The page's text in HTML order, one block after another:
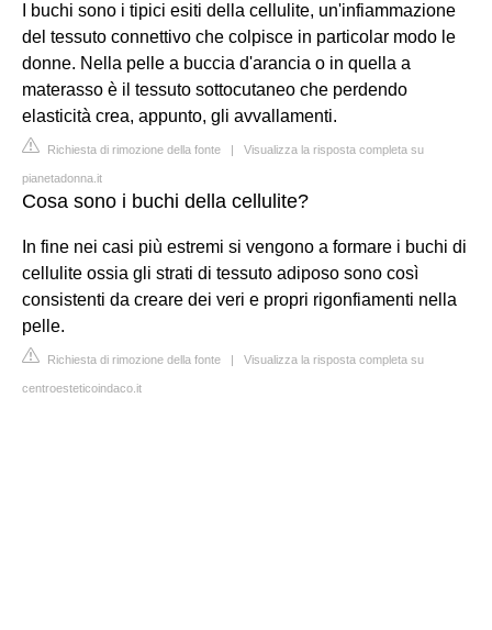
I buchi sono i tipici esiti della cellulite, un'infiammazione
del tessuto connettivo che colpisce in particolar modo le
donne. Nella pelle a buccia d'arancia o in quella a
materasso è il tessuto sottocutaneo che perdendo
elasticità crea, appunto, gli avvallamenti.
Richiesta di rimozione della fonte | Visualizza la risposta completa su
pianetadonna.it
Cosa sono i buchi della cellulite?
In fine nei casi più estremi si vengono a formare i buchi di
cellulite ossia gli strati di tessuto adiposo sono così
consistenti da creare dei veri e propri rigonfiamenti nella
pelle.
Richiesta di rimozione della fonte | Visualizza la risposta completa su
centroesteticoindaco.it